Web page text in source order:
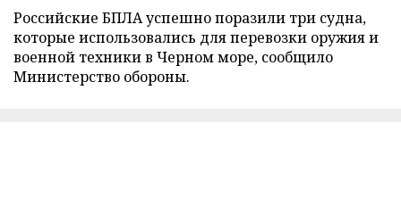
Российские БПЛА успешно поразили три судна,
которые использовались для перевозки оружия и
военной техники в Черном море, сообщило
Министерство обороны.